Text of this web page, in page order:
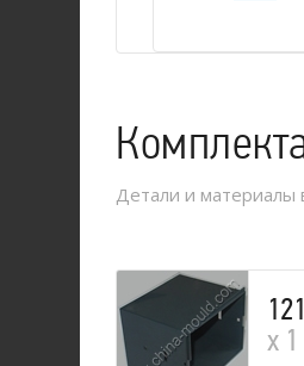
Детали и материалы
х